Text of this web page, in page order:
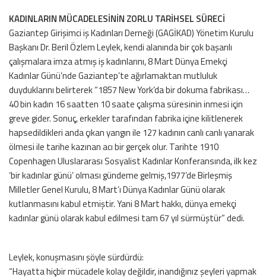
KADINLARIN MÜCADELESİNİN ZORLU TARİHSEL SÜRECİ
Gaziantep Girişimci iş Kadınları Derneği (GAGİKAD) Yönetim Kurulu
Başkanı Dr. Beril Özlem Leylek, kendi alanında bir çok başarılı
çalışmalara imza atmış iş kadınlarını, 8 Mart Dünya Emekçi
Kadınlar Günü’nde Gaziantep’te ağırlamaktan mutluluk
duyduklarını belirterek “1857 New York’da bir dokuma fabrikası…
40 bin kadın 16 saatten 10 saate çalışma süresinin inmesi için
greve gider. Sonuç, erkekler tarafından fabrika içine kilitlenerek
hapsedildikleri anda çıkan yangın ile 127 kadının canlı canlı yanarak
ölmesi ile tarihe kazınan acı bir gerçek olur. Tarihte 1910
Copenhagen Uluslararası Sosyalist Kadınlar Konferansında, ilk kez
‘bir kadınlar günü’ olması gündeme gelmiş,1977’de Birleşmiş
Milletler Genel Kurulu, 8 Mart’ı Dünya Kadınlar Günü olarak
kutlanmasını kabul etmiştir. Yani 8 Mart hakkı, dünya emekçi
kadınlar günü olarak kabul edilmesi tam 67 yıl sürmüştür” dedi.
Leylek, konuşmasını şöyle sürdürdü:
“Hayatta hiçbir mücadele kolay değildir, inandığınız şeyleri yapmak